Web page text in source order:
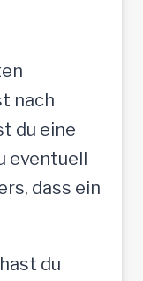
nach
du eine
eventuell
dass ein
du